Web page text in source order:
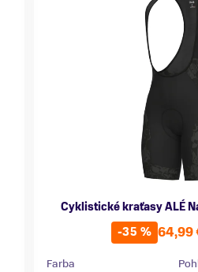
Cyklistické kraťasy ALÉ
-35 % 64,99
Farba